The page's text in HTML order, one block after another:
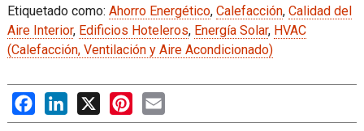
Etiquetado como: Ahorro Energético, Calefacción, Calidad del
Aire Interior, Edificios Hoteleros, Energía Solar, HVAC
(Calefacción, Ventilación y Aire Acondicionado)
FacebookLinkedIn
X PinterestEmail